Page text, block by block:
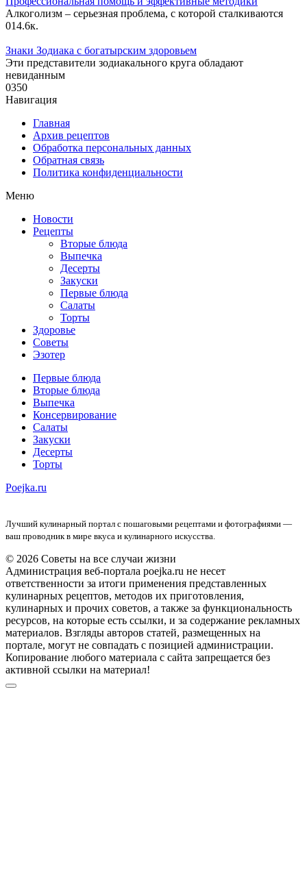
Алкоголизм – серьезная проблема, с которой сталкиваются
014.6к.
Знаки Зодиака с богатырским здоровьем
Эти представители зодиакального круга обладают
невиданным
0350
Навигация
Главная
Архив рецептов
Обработка персональных данных
Обратная связь
Политика конфиденциальности
Меню
Новости
Рецепты
Вторые блюда
Выпечка
Десерты
Закуски
Первые блюда
Салаты
Торты
Здоровье
Советы
Эзотер
Первые блюда
Вторые блюда
Выпечка
Консервирование
Салаты
Закуски
Десерты
Торты
Poejka.ru
Лучший кулинарный портал с пошаговыми рецептами и фотографиями —
ваш проводник в мире вкуса и кулинарного искусства.
© 2026 Советы на все случаи жизни
Администрация веб-портала poejka.ru не несет
ответственности за итоги применения представленных
кулинарных рецептов, методов их приготовления,
кулинарных и прочих советов, а также за функциональность
ресурсов, на которые есть ссылки, и за содержание рекламных
материалов. Взгляды авторов статей, размещенных на
портале, могут не совпадать с позицией администрации.
Копирование любого материала с сайта запрещается без
активной ссылки на материал!